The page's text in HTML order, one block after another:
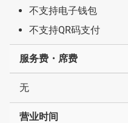
不支持电子钱包
不支持QR码支付
服务费・席费
无
营业时间